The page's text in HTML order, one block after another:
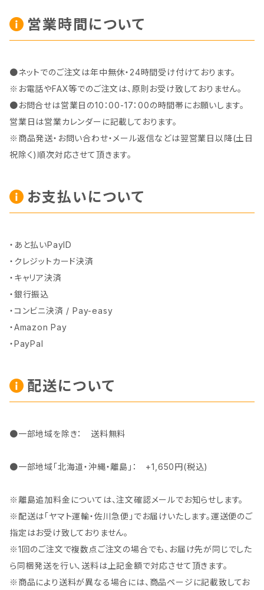
営業時間について
●ネットでのご注文は年中無休・24時間受け付けております。
※お電話やFAX等でのご注文は、原則お受け致しておりません。
●お問合せは営業日の10：00-17：00の時間帯にお願いします。
営業日は営業カレンダーに記載しております。
※商品発送・お問い合わせ・メール返信などは翌営業日以降(土日
祝除く)順次対応させて頂きます。
お支払いについて
・あと払いPayID
・クレジットカード決済
・キャリア決済
・銀行振込
・コンビニ決済 / Pay-easy
・Amazon Pay
・PayPal
配送について
●一部地域を除き： 送料無料
●一部地域「北海道・沖縄・離島」： +1,650円(税込)
※離島追加料金については、注文確認メールでお知らせします。
※配送は「ヤマト運輸・佐川急便」でお届けいたします。運送便のご
指定はお受け致しておりません。
※1回のご注文で複数点ご注文の場合でも、お届け先が同じでした
ら同梱発送を行い、送料は上記金額で対応させて頂きます。
※商品により送料が異なる場合には、商品ページに記載致してお